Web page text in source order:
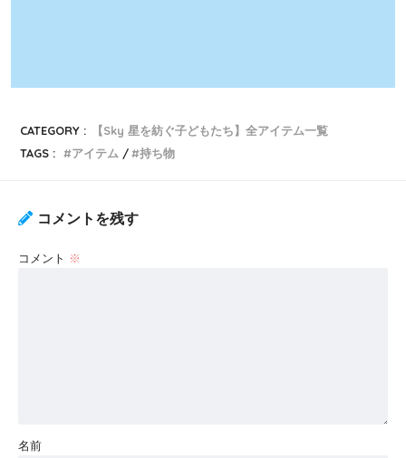
CATEGORY :
【Sky 星を紡ぐ子どもたち】全アイテム一覧
TAGS :
アイテム 持ち物
コメントを残す
コメント ※
名前